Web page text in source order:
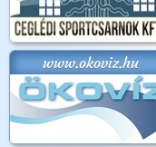
www.okoviz.hu